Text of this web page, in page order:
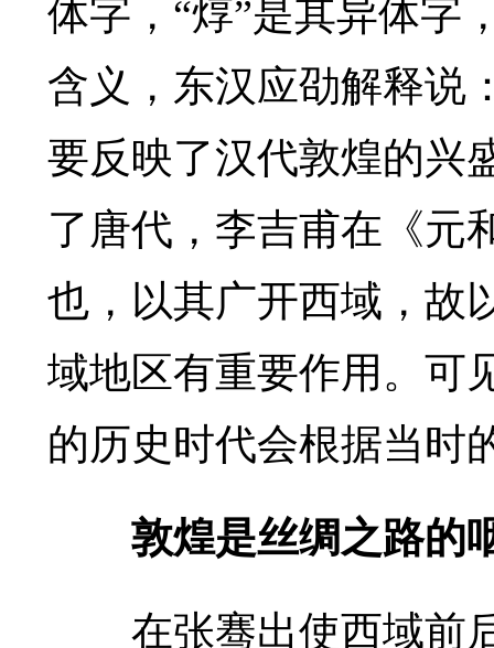
体字，“焞”是其异体字
含义，东汉应劭解释说
要反映了汉代敦煌的兴
了唐代，李吉甫在《元
也，以其广开西域，故
域地区有重要作用。可
的历史时代会根据当时
敦煌是丝绸之路的
在张骞出使西域前后